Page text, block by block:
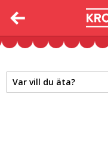
Var vill du äta?